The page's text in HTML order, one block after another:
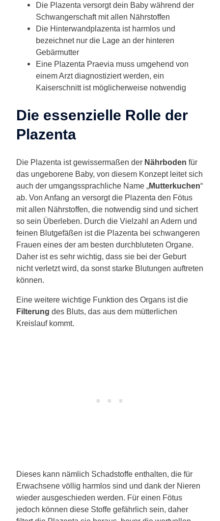
Die Plazenta versorgt dein Baby während der
Schwangerschaft mit allen Nährstoffen
Die Hinterwandplazenta ist harmlos und
bezeichnet nur die Lage an der hinteren
Gebärmutter
Eine Plazenta Praevia muss umgehend von
einem Arzt diagnostiziert werden, ein
Kaiserschnitt ist möglicherweise notwendig
Die essenzielle Rolle der
Plazenta
Die Plazenta ist gewissermaßen der Nährboden für
das ungeborene Baby, von diesem Konzept leitet sich
auch der umgangssprachliche Name „Mutterkuchen“
ab. Von Anfang an versorgt die Plazenta den Fötus
mit allen Nährstoffen, die notwendig sind und sichert
so sein Überleben. Durch die Vielzahl an Adern und
feinen Blutgefäßen ist die Plazenta bei schwangeren
Frauen eines der am besten durchbluteten Organe.
Daher ist es sehr wichtig, dass sie bei der Geburt
nicht verletzt wird, da sonst starke Blutungen auftreten
können.
Eine weitere wichtige Funktion des Organs ist die
Filterung des Bluts, das aus dem mütterlichen
Kreislauf kommt.
Dieses kann nämlich Schadstoffe enthalten, die für
Erwachsene völlig harmlos sind und dank der Nieren
wieder ausgeschieden werden. Für einen Fötus
jedoch können diese Stoffe gefährlich sein, daher